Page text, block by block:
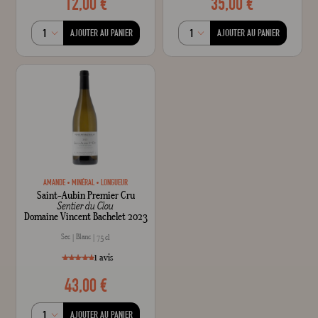
AJOUTER AU PANIER
% of
AJOUTER AU PANIER
AMANDE MINÉRAL LONGUEUR
Saint-Aubin Premier Cru
Sentier du Clou
Domaine Vincent Bachelet 2023
Sec Blanc 75 cl
style="width: 100%;"100
% of100
1 avis
43,00 €
AJOUTER AU PANIER